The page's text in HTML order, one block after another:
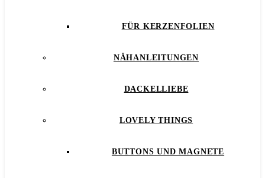
FÜR KERZENFOLIEN
NÄHANLEITUNGEN
DACKELLIEBE
LOVELY THINGS
BUTTONS UND MAGNETE